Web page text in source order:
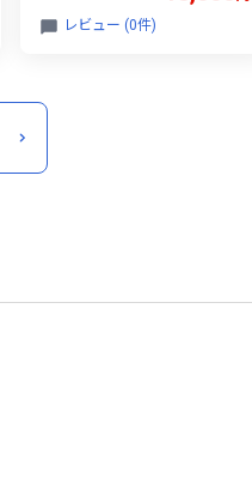
縄県産パイン フルーツ 南国
気 プチギフト 産地直送 国
レビュー (0件)